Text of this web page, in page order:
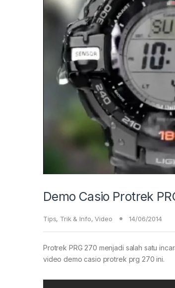
Demo Casio Protrek
Tips, Trik & Info,Video 14/06/2014
Protrek PRG 270 menjadi salah satu
video demo casio protrek prg 270 ini.